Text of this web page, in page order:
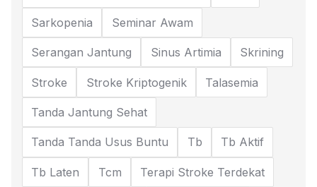
Sarkopenia Seminar Awam
Serangan Jantung Sinus Artimia Skrining
Stroke Stroke Kriptogenik Talasemia
Tanda Jantung Sehat
Tanda Tanda Usus Buntu Tb Tb Aktif
Tb Laten Tcm Terapi Stroke Terdekat